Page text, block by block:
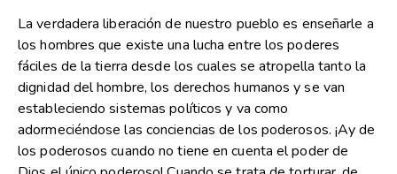
La verdadera liberación de nuestro pueblo es enseñarle a
los hombres que existe una lucha entre los poderes
fáciles de la tierra desde los cuales se atropella tanto la
dignidad del hombre, los derechos humanos y se van
estableciendo sistemas políticos y va como
adormeciéndose las conciencias de los poderosos. ¡Ay de
los poderosos cuando no tiene en cuenta el poder de